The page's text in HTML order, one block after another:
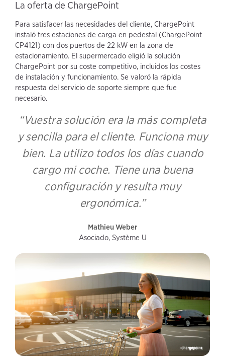
La oferta de ChargePoint
Para satisfacer las necesidades del cliente, ChargePoint
instaló tres estaciones de carga en pedestal (ChargePoint
CP4121) con dos puertos de 22 kW en la zona de
estacionamiento. El supermercado eligió la solución
ChargePoint por su coste competitivo, incluidos los costes
de instalación y funcionamiento. Se valoró la rápida
respuesta del servicio de soporte siempre que fue
necesario.
“Vuestra solución era la más completa
y sencilla para el cliente. Funciona muy
bien. La utilizo todos los días cuando
cargo mi coche. Tiene una buena
configuración y resulta muy
ergonómica.”
Mathieu Weber
Asociado, Système U